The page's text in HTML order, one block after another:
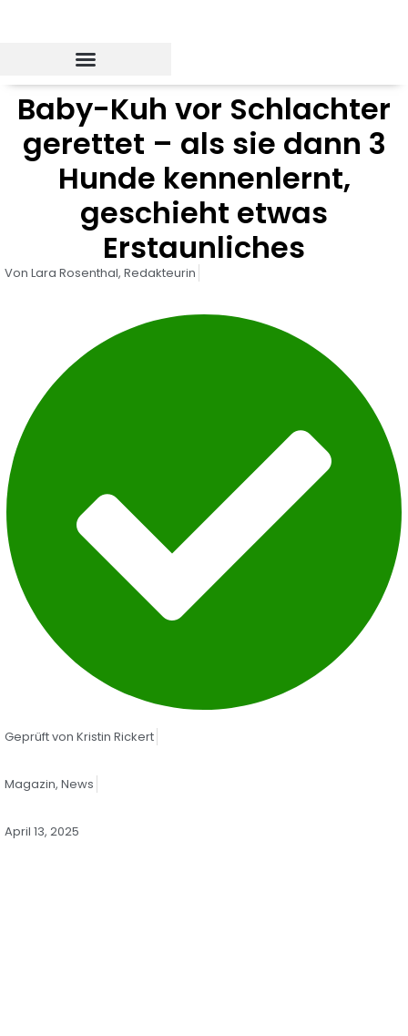
Baby-Kuh vor Schlachter
gerettet – als sie dann 3
Hunde kennenlernt,
geschieht etwas
Erstaunliches
Von Lara Rosenthal, Redakteurin
Geprüft von Kristin Rickert
Magazin, News
April 13, 2025